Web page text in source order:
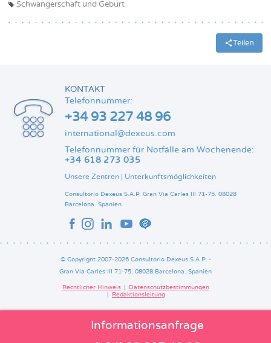
Schwangerschaft und Geburt
Informationsanfrage
Teilen
KONTAKT
Telefonnummer:
+34 93 227 48 96
international@dexeus.com
Telefonnummer für Notfälle am Wochenende:
+34 618 273 035
Unsere Zentren | Unterkunftsmöglichkeiten
Consultorio Dexeus S.A.P. Gran Via Carles III 71-75. 08028
Barcelona. Spanien
© Copyright 2007-2026 Consultorio Dexeus S.A.P. -
Gran Via Carles III 71-75. 08028 Barcelona. Spanien
de
Rechtlicher Hinweis
Datenschutzbestimmungen
Redaktionsleitung